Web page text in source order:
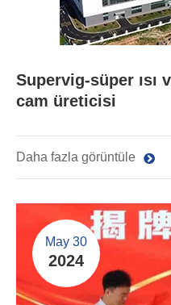
Supervig-süper ısı
cam üreticisi
Daha fazla görüntüle
May 30
2024